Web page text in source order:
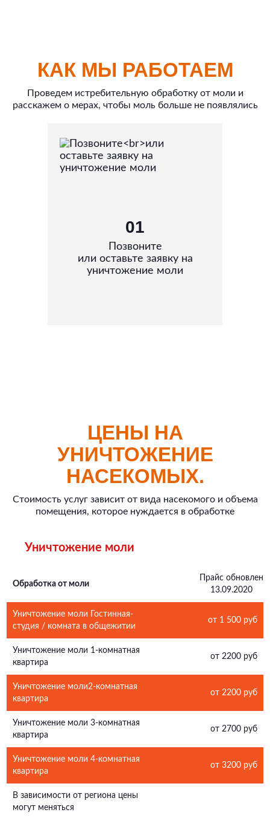
КАК МЫ РАБОТАЕМ
Проведем истребительную обработку от моли и
расскажем о мерах, чтобы моль больше не появлялись
01
Позвоните
или оставьте заявку на
уничтожение моли
ЦЕНЫ НА
УНИЧТОЖЕНИЕ
НАСЕКОМЫХ.
Стоимость услуг зависит от вида насекомого и объема
помещения, которое нуждается в обработке
Уничтожение моли
Обработка от моли
Прайс обновлен
13.09.2020
Уничтожение моли Гостинная-
студия / комната в общежитии
от 1 500 руб
Уничтожение моли 1-комнатная
квартира
от 2200 руб
Уничтожение моли2-комнатная
квартира
от 2200 руб
Уничтожение моли 3-комнатная
квартира
от 2700 руб
Уничтожение моли 4-комнатная
квартира
от 3200 руб
В зависимости от региона цены
могут меняться